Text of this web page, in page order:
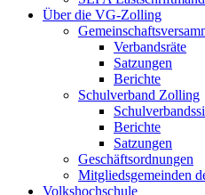
Über die VG-Zolling
Verbandsräte
Satzungen
Berichte
Schulverband Zolling
Berichte
Satzungen
Geschäftsordnungen
Mitgliedsgemeinden
Volkshochschule